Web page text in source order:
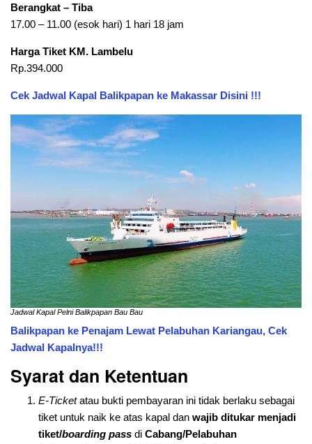
Berangkat – Tiba
17.00 – 11.00 (esok hari) 1 hari 18 jam
Harga Tiket KM. Lambelu
Rp.394.000
Cek Jadwal Kapal Balikpapan ke Makassar Disini !!!
Jadwal Kapal Pelni Balikpapan Bau Bau
Balikpapan ke Penajam Lewat Pelabuhan Kariangau, Cek
Jadwal Kapalnya!!!
Syarat dan Ketentuan
E-Ticketatau bukti pembayaran ini tidak berlaku sebagai
tiket untuk naik ke atas kapal dan wajib ditukar menjadi
tiket/boarding pass di Cabang/Pelabuhan